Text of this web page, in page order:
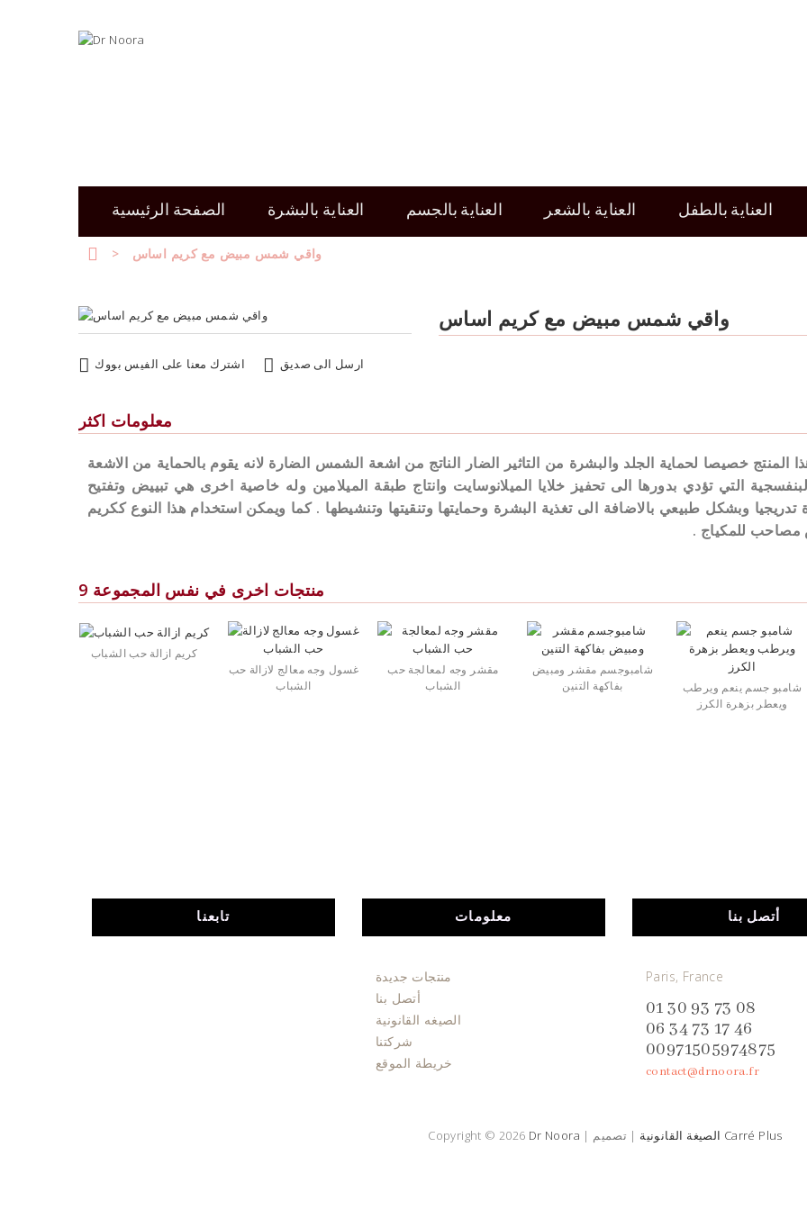
الصفحة الرئيسية العناية بالبشرة العناية بالجسم العناية بالشعر العناية بالطفل
> واقي شمس مبيض مع كريم اساس
اشترك معنا على الفيس بووك ارسل الى صديق
واقي شمس مبيض مع كريم اساس
معلومات اكثر
المنتج خصيصا لحماية الجلد والبشرة من التاثير الضار الناتج من اشعة الشمس الضارة لانه يقوم بالحماية من الاشعة
التي تؤدي بدورها الى تحفيز خلايا الميلانوسايت وانتاج طبقة الميلامين وله خاصية اخرى هي تبييض وتفتيح
تدريجيا وبشكل طبيعي بالاضافة الى تغذية البشرة وحمايتها وتنقيتها وتنشيطها . كما ويمكن استخدام هذا النوع ككريم
للمكياج .
9 منتجات اخرى في نفس المجموعة
كريم ازالة حب الشباب
غسول وجه معالج لازالة حب
الشباب
مقشر وجه لمعالجة حب
الشباب
شامبوجسم مقشر ومبيض
بفاكهة التنين
شامبو جسم ينعم ويرطب
ويعطر بزهرة الكرز
تابعنا معلومات
منتجات جديدة
أتصل بنا
الصيغه القانونية
شركتنا
خريطة الموقع
أتصل بنا
Paris, France
01 30 93 73 08
06 34 73 17 46
00971505974875
contact@drnoora.fr
Copyright © 2026 Dr Noora | الصيغة القانونية | تصميم Carré Plus